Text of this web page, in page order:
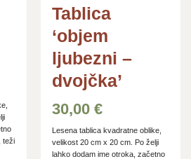
teži
Tablica
‘objem
ljubezni –
dvojčka’
30,00€
Lesena tablica kvadratne oblike,
velikost 20 cm x 20 cm. Po želji
lahko dodam ime otroka, začetno